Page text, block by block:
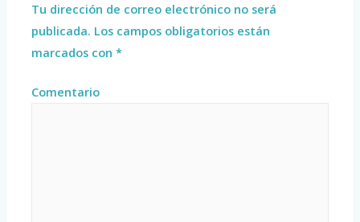
Tu dirección de correo electrónico no será
publicada. Los campos obligatorios están
marcados con*
Comentario